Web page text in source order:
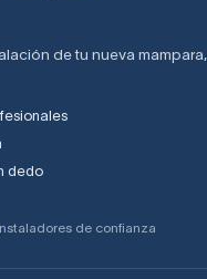
de tu nueva
dedo
de confianza